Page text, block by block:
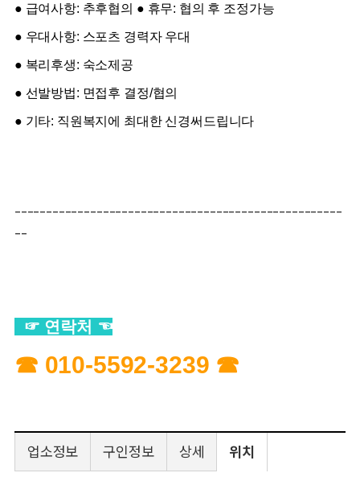
● 급여사항: 추후협의 ● 휴무: 협의 후 조정가능
● 우대사항: 스포츠 경력자 우대
● 복리후생: 숙소제공
● 선발방법: 면접후 결정/협의
● 기타: 직원복지에 최대한 신경써드립니다
----------------------------------------------------
--
☞ 연락처 ☜
☎ 010-5592-3239 ☎
업소정보 구인정보 상세 위치